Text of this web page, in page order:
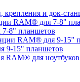
крепления и док-
RAM® для 7-8"
8" планшетов
RAM® для 9-15"
9-15" планшетов
RAM® для